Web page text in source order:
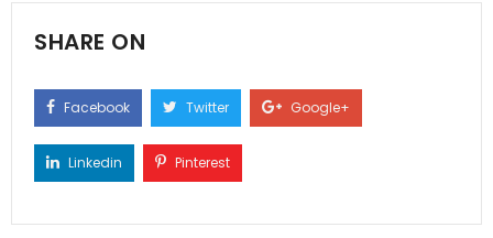
SHARE ON
Facebook Twitter Google+
Linkedin Pinterest